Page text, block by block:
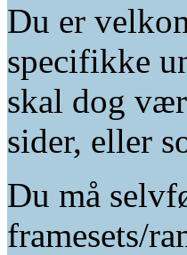
Du er
specifikke
skal dog
sider, eller
Du må
framesets/